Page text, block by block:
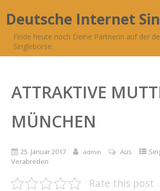
Deutsche Internet
Finde heute noch Deine Partnerin auf der
Singlebörse.
ATTRAKTIVE
MÜNCHEN
25. Januar 2017 admin Aus
Verabreden
Rate this post